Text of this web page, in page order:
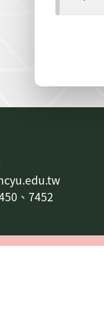
、7452